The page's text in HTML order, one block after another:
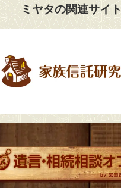
ミヤタの関連サイト